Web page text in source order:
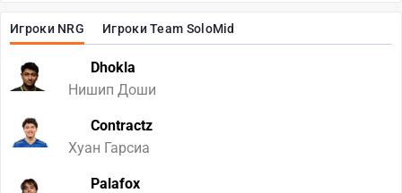
Игроки NRG Игроки Team SoloMid
Dhokla
Нишип Доши
Contractz
Хуан Гарсиа
Palafox